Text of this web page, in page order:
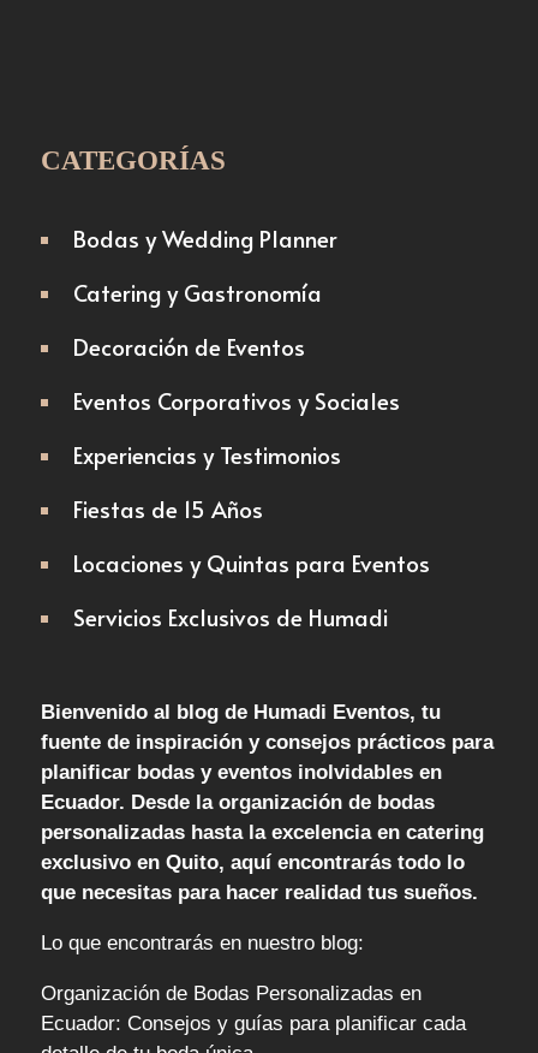
CATEGORÍAS
Bodas y Wedding Planner
Catering y Gastronomía
Decoración de Eventos
Eventos Corporativos y Sociales
Experiencias y Testimonios
Fiestas de 15 Años
Locaciones y Quintas para Eventos
Servicios Exclusivos de Humadi
Bienvenido al blog de Humadi Eventos, tu
fuente de inspiración y consejos prácticos para
planificar bodas y eventos inolvidables en
Ecuador. Desde la organización de bodas
personalizadas hasta la excelencia en catering
exclusivo en Quito, aquí encontrarás todo lo
que necesitas para hacer realidad tus sueños.
Lo que encontrarás en nuestro blog:
Organización de Bodas Personalizadas en
Ecuador: Consejos y guías para planificar cada